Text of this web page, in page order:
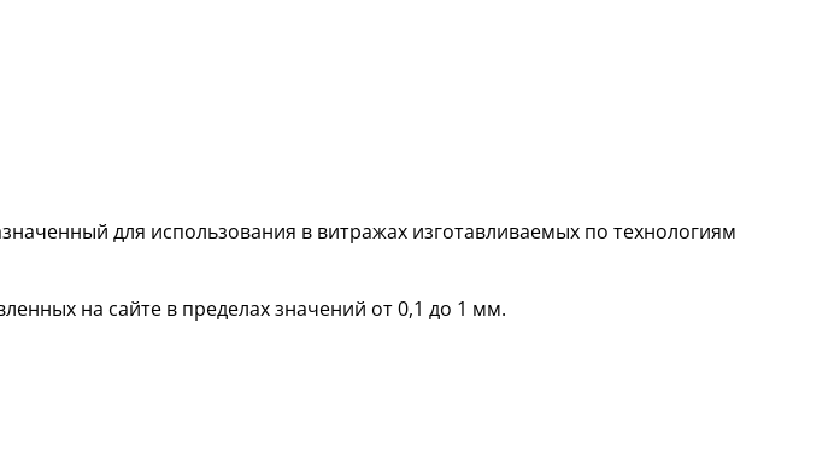
для использования в витражах изготавливаемых по технологиям
на сайте в пределах значений от 0,1 до 1 мм.